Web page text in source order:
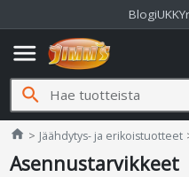
BlogiUKK
menu
search
home Jimms.fi
Jäähdytys- ja erikoistuotteet
Asennustarvikkeet